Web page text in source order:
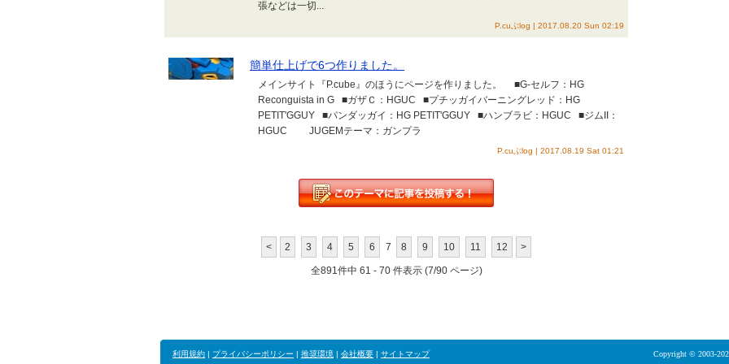
張などは一切...
P.cuぶlog | 2017.08.20 Sun 02:19
簡単仕上げで6つ作りました。
メインサイト『P.cube』のほうにページを作りました。 ■G-セルフ：HG
Reconguista in G ■ガザＣ：HGUC ■プチッガイバーニングレッド：HG
PETIT'GGUY ■パンダッガイ：HG PETIT'GGUY ■ハンブラビ：HGUC ■ジムII：
HGUC JUGEMテーマ：ガンプラ
P.cuぶlog | 2017.08.19 Sat 01:21
< 2 3 4 5 6 7 8 9 10 11 12 >
全891件中 61 - 70 件表示 (7/90 ページ)
利用規約 | プライバシーポリシー | 推奨環境 | 会社概要 | サイトマップ Copyright © 2003-